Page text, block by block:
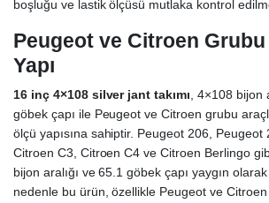
boşluğu ve lastik ölçüsü mutlaka kontrol
Peugeot ve Citroen
Yapı
16 inç 4×108 silver jant takımı , 4×108 bijon
göbek çapı ile Peugeot ve Citroen grubu
ölçü yapısına sahiptir. Peugeot 206, Peugeot
Citroen C3, Citroen C4 ve Citroen Berlingo
bijon aralığı ve 65.1 göbek çapı yaygın
nedenle bu ürün, özellikle Peugeot ve